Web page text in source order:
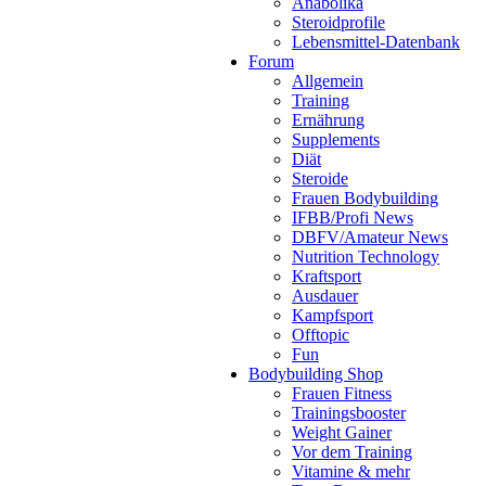
Steroidprofile
Lebensmittel-Datenbank
Forum
Allgemein
Training
Ernährung
Supplements
Diät
Steroide
Frauen Bodybuilding
IFBB/Profi News
DBFV/Amateur News
Nutrition Technology
Kraftsport
Ausdauer
Kampfsport
Offtopic
Fun
Bodybuilding Shop
Frauen Fitness
Trainingsbooster
Weight Gainer
Vor dem Training
Vitamine & mehr